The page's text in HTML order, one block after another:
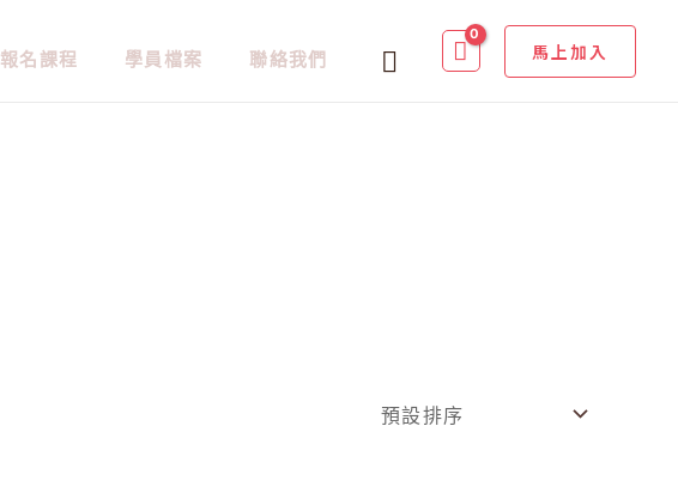
報名課程 學員檔案 聯絡我們
搜
馬上加入